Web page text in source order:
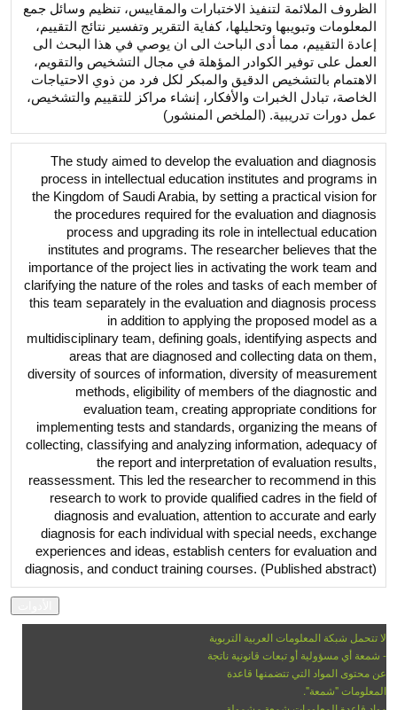
الظروف الملائمة لتنفيذ الاختبارات والمقاييس، تنظيم وسائل جمع
المعلومات وتبويبها وتحليلها، كفاية التقرير وتفسير نتائج التقييم،
إعادة التقييم، مما أدى الباحث الى ان يوصي في هذا البحث الى
العمل على توفير الكوادر المؤهلة في مجال التشخيص والتقويم،
الاهتمام بالتشخيص الدقيق والمبكر لكل فرد من ذوي الاحتياجات
الخاصة، تبادل الخبرات والأفكار، إنشاء مراكز للتقييم والتشخيص،
عمل دورات تدريبية. (الملخص المنشور)
The study aimed to develop the evaluation and diagnosis
process in intellectual education institutes and programs in
the Kingdom of Saudi Arabia, by setting a practical vision for
the procedures required for the evaluation and diagnosis
process and upgrading its role in intellectual education
institutes and programs. The researcher believes that the
importance of the project lies in activating the work team and
clarifying the nature of the roles and tasks of each member of
this team separately in the evaluation and diagnosis process
in addition to applying the proposed model as a
multidisciplinary team, defining goals, identifying aspects and
areas that are diagnosed and collecting data on them,
diversity of sources of information, diversity of measurement
methods, eligibility of members of the diagnostic and
evaluation team, creating appropriate conditions for
implementing tests and standards, organizing the means of
collecting, classifying and analyzing information, adequacy of
the report and interpretation of evaluation results,
reassessment. This led the researcher to recommend in this
research to work to provide qualified cadres in the field of
diagnosis and evaluation, attention to accurate and early
diagnosis for each individual with special needs, exchange
experiences and ideas, establish centers for evaluation and
diagnosis, and conduct training courses. (Published abstract)
لا تتحمل شبكة المعلومات العربية التربوية
- شمعة أي مسؤولية أو تبعات قانونية ناتجة
عن محتوى المواد التي تتضمنها قاعدة
المعلومات "شمعة".